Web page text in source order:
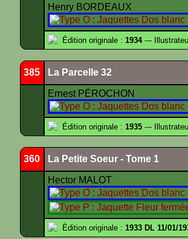
Henry BORDEAUX
Édition originale : 1934---
385 La Parcelle 32
Ernest PÉROCHON
Édition originale : 1935 ---
360 La Petite Soeur - Tome 1
Hector MALOT
Édition originale : 1933 DL 11/01/